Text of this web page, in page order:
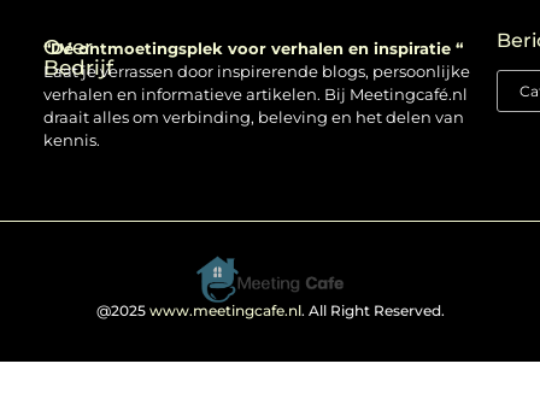
Over
Bedrijf
“Dé ontmoetingsplek voor verhalen en inspiratie “
Laat je verrassen door inspirerende blogs, persoonlijke
verhalen en informatieve artikelen. Bij Meetingcafé.nl
draait alles om verbinding, beleving en het delen van
kennis.
@2025 www.meetingcafe.nl. All Right Reserved.